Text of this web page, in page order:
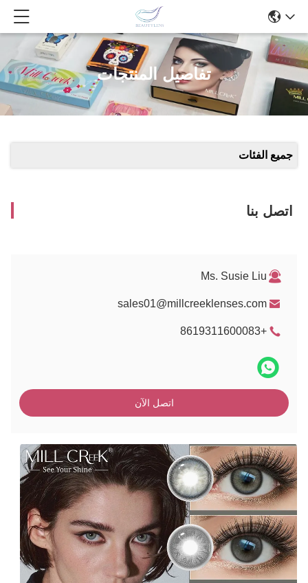
تفاصيل المنتجات
جميع الفئات
اتصل بنا
Ms. Susie Liu
sales01@millcreeklenses.com
+8619311600083
اتصل الآن